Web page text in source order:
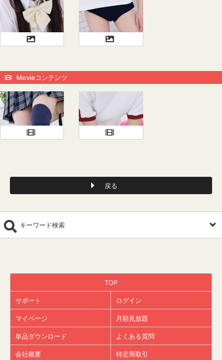
Movieコンテンツ
戻る
キーワード検索
TOP
サポート ログイン
マイページ 月額見放題
単品ダウンロード よくある質問
会社概要 特定商取引